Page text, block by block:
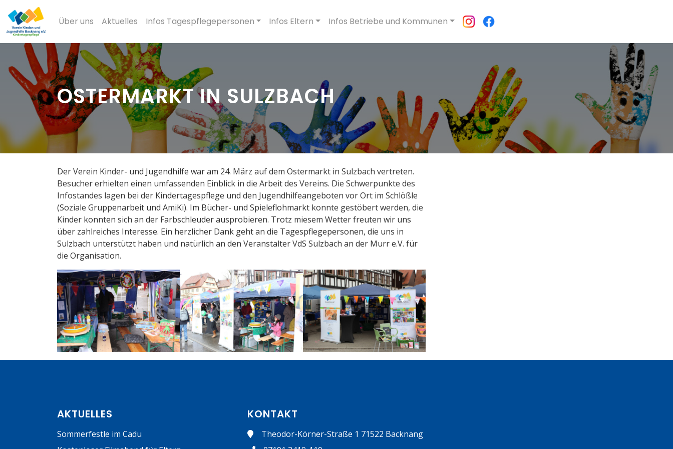
Über uns Aktuelles Infos Tagespflegepersonen Infos Eltern Infos Betriebe und Kommunen
OSTERMARKT IN SULZBACH
Der Verein Kinder- und Jugendhilfe war am 24. März auf dem Ostermarkt in Sulzbach vertreten.
Besucher erhielten einen umfassenden Einblick in die Arbeit des Vereins. Die Schwerpunkte des
Infostandes lagen bei der Kindertagespflege und den Jugendhilfeangeboten vor Ort im Schlößle
(Soziale Gruppenarbeit und AmiKi). Im Bücher- und Spieleflohmarkt konnte gestöbert werden, die
Kinder konnten sich an der Farbschleuder ausprobieren. Trotz miesem Wetter freuten wir uns
über zahlreiches Interesse. Ein herzlicher Dank geht an die Tagespflegepersonen, die uns in
Sulzbach unterstützt haben und natürlich an den Veranstalter VdS Sulzbach an der Murr e.V. für
die Organisation.
AKTUELLES
Sommerfestle im Cadu
KONTAKT
Theodor-Körner-Straße 1 71522 Backnang